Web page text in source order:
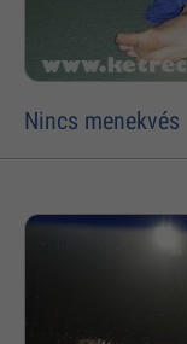
Nincs menekvés